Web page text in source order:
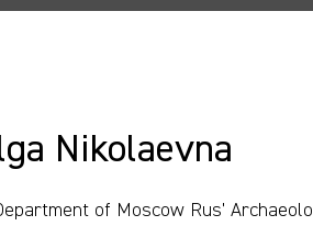
Nikolaevna
of Moscow Rus’